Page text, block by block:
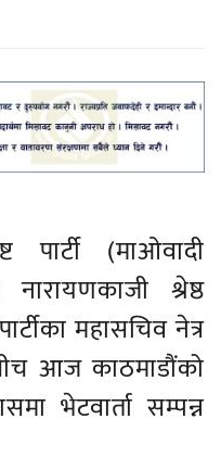
पार्टी (माओवादी
नारायणकाजी श्रेष्ठ
महासचिव नेत्र
आज काठमाडौंको
भेटवार्ता सम्पन्न